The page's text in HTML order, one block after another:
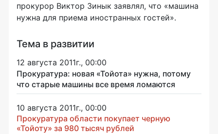
прокурор Виктор Зинык заявлял, что «машина
нужна для приема иностранных гостей».
Тема в развитии
12 августа 2011г., 00:00
Прокуратура: новая «Тойота» нужна, потому
что старые машины все время ломаются
10 августа 2011г., 00:00
Прокуратура области покупает черную
«Тойоту» за 980 тысяч рублей